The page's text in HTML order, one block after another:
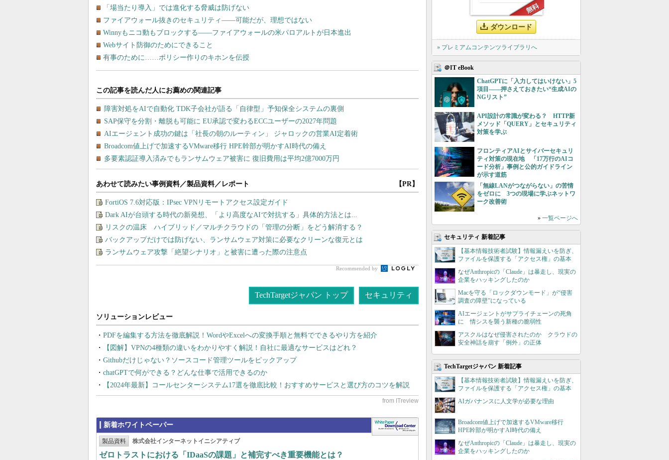
「場当たり導入」では進化する脅威は防げない
ファイアウォール抜きのセキュリティ――可能だが、理想ではない
Winnyもニコ動もブロックする――ファイアウォールの米パロアルトが日本進出
Webサイト防御のためにできること
有事のために……ポリシー作りのキホンを伝授
あわせて読みたい事例資料／製品資料／レポート 【PR】
FortiOS 7.6対応版：IPsec VPNリモートアクセス設定ガイド
Dark AIが台頭する時代の新発想、「より高度なAIで対抗する」具体的方法とは...
リスクの温床 ハイブリッド／マルチクラウドの「管理の分断」をどう解消する？
バックアップだけでは防げない、ランサムウェア対策に必要なクリーンな復元とは
ランサムウェア攻撃「絶望シナリオ」と被害に遭った際の注意点
Recommended by
TechTargetジャパン トップ セキュリティ
PDFを編集する方法を徹底解説！WordやExcelへの変換手順と無料でできるやり方を紹介
【図解】VPNの4種類の違いをわかりやすく解説！自社に最適なサービスはどれ？
Githubだけじゃない？ソースコード管理ツールをピックアップ
chatGPTで何ができる？どんな仕事で活用できるのか
【2024年最新】コールセンターシステム17選を徹底比較！おすすめサービスと選び方のコツを解説
新着ホワイトペーパー
製品資料 株式会社インターネットイニシアティブ
ゼロトラストにおける「IDaaSの課題」と補完すべき重要機能とは？
ダウンロード
» プレミアムコンテンツライブラリへ
＠IT eBook
ChatGPTに「入力してはいけない」5
項目――押さえておきたい“生成AIの
NGリスト”
API設計の常識が変わる？ HTTP新
メソッド「QUERY」とセキュリティ
対策を学ぶ
フロンティアAIとサイバーセキュリ
ティ対策の現在地 「17万行のAIコ
ード分析」事例と公的ガイドライン
が示す道筋
「無線LANがつながらない」の苦情
をゼロに 3つの現場に学ぶネットワ
ーク改善術
» 一覧ページへ
セキュリティ 新着記事
【基本情報技術者試験】情報漏えいを防ぎ、
ファイルを保護する「アクセス権」の基本
なぜAnthropicの「Claude」は暴走し、現実の
企業をハッキングしたのか
Macを守る「ロックダウンモード」が“侵害
調査の障壁”になっている
AIエージェントがサプライチェーンの死角
に 情シスを襲う新種の脆弱性
アスクルはなぜ侵害されたのか クラウドの
安全神話を崩す「例外」の正体
TechTargetジャパン 新着記事
【基本情報技術者試験】情報漏えいを防ぎ、
ファイルを保護する「アクセス権」の基本
AIガバナンスに人文学が必要な理由
Broadcom値上げで加速するVMware移行
HPE幹部が明かすAI時代の備え
なぜAnthropicの「Claude」は暴走し、現実の
企業をハッキングしたのか